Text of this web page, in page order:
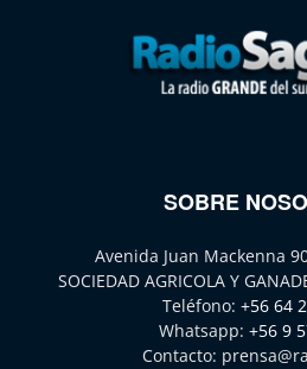
SOBRE
Avenida Juan Mackenna
SOCIEDAD AGRICOLA Y
Teléfono: +56 64
Whatsapp: +56 9
Contacto: